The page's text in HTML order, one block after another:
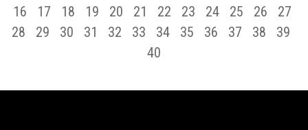
16
17 18 19 20 21 22 23 24 25 26
27
28
29 30 31 32 33 34 35 36 37 38
39
40